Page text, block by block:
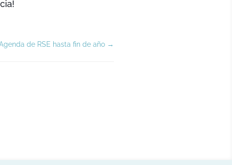
de RSE hasta fin de año→